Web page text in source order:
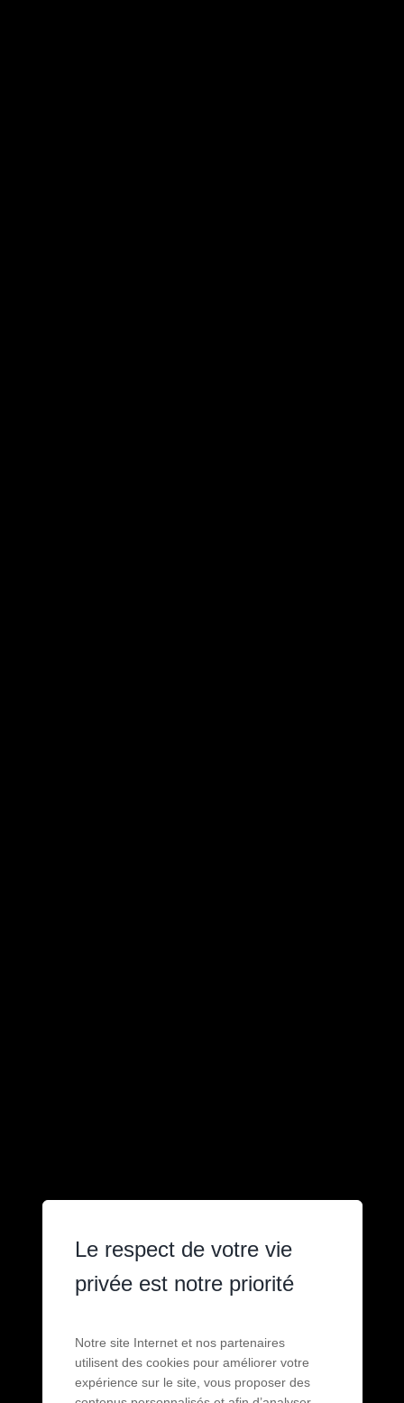
Le respect de votre vie
privée est notre priorité
Notre site Internet et nos partenaires
utilisent des cookies pour améliorer votre
expérience sur le site, vous proposer des